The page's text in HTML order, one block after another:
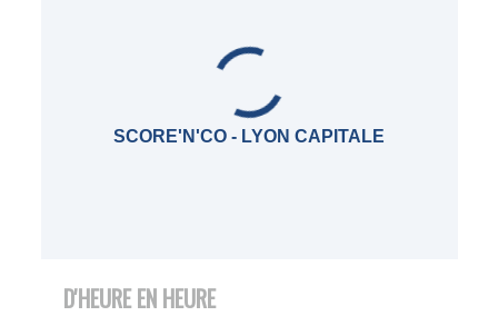
SCORE'N'CO - LYON CAPITALE
D'HEURE EN HEURE